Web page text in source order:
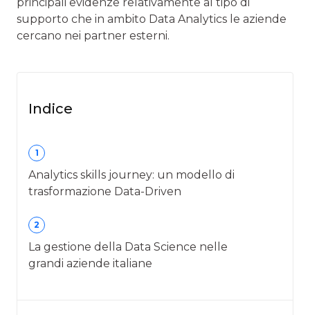
supporto che in ambito Data Analytics le aziende
cercano nei partner esterni.
Indice
1
Analytics skills journey: un modello di
trasformazione Data-Driven
2
La gestione della Data Science nelle
grandi aziende italiane